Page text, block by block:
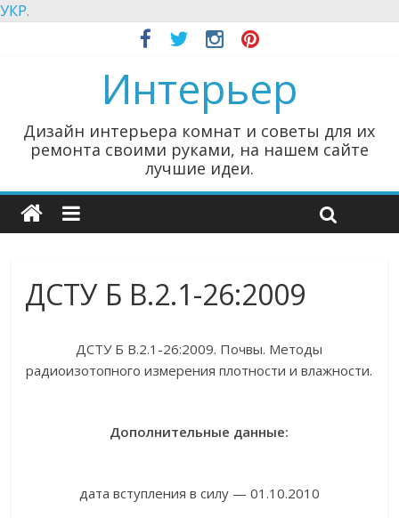
УКР.
Интерьер
Дизайн интерьера комнат и советы для их
ремонта своими руками, на нашем сайте
лучшие идеи.
ДСТУ Б В.2.1-26:2009
ДСТУ Б В.2.1-26:2009. Почвы. Методы
радиоизотопного измерения плотности и влажности.
Дополнительные данные:
дата вступления в силу — 01.10.2010